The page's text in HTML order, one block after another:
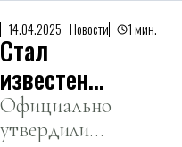
Origin и
благополучно
вернулся на
Землю.
14.04.2025 Новости 1 мин.
Стал
известен
первый
точный каст
Официально
утвердили